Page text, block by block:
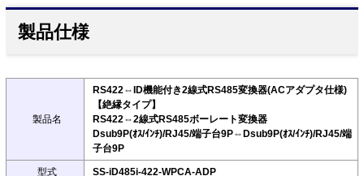
製品仕様
製品名
RS422⇔ID機能付き2線式RS485変換器(ACアダプタ仕様)
【絶縁タイプ】
RS422⇔2線式RS485ボーレート変換器
Dsub9P(ｵｽ/ｲﾝﾁ)/RJ45/端子台9P⇔Dsub9P(ｵｽ/ｲﾝﾁ)/RJ45/端
子台9P
型式 SS-iD485i-422-WPCA-ADP